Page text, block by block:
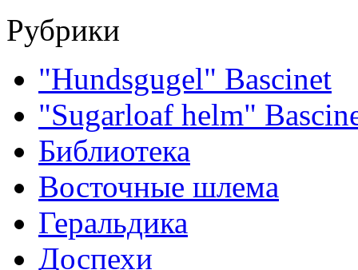
Рубрики
"Hundsgugel" Bascinet
"Sugarloaf helm"
Библиотека
Восточные шлема
Геральдика
Доспехи